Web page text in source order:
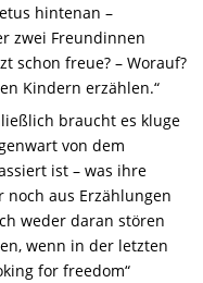
hintenan –
zwei Freundinnen
schon freue? – Worauf?
Kindern erzählen.“
braucht es kluge
von dem
ist – was ihre
aus Erzählungen
weder daran stören
wenn in der letzten
for freedom“